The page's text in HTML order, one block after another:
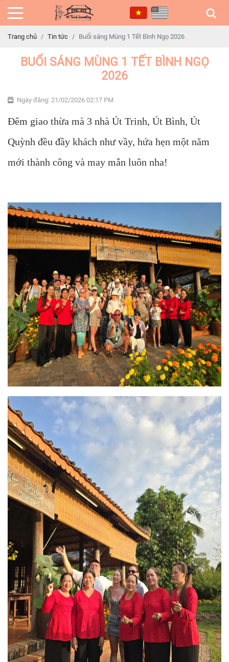
Trang chủ Tin tức Buổi sáng Mùng 1 Tết Bình Ngọ 2026
BUỔI SÁNG MÙNG 1 TẾT BÌNH NGỌ
2026
Ngày đăng: 21/02/2026 02:17 PM
Đêm giao thừa mà 3 nhà Út Trinh, Út Bình, Út
Quỳnh đều đầy khách như vầy, hứa hẹn một năm
mới thành công và may mắn luôn nha!